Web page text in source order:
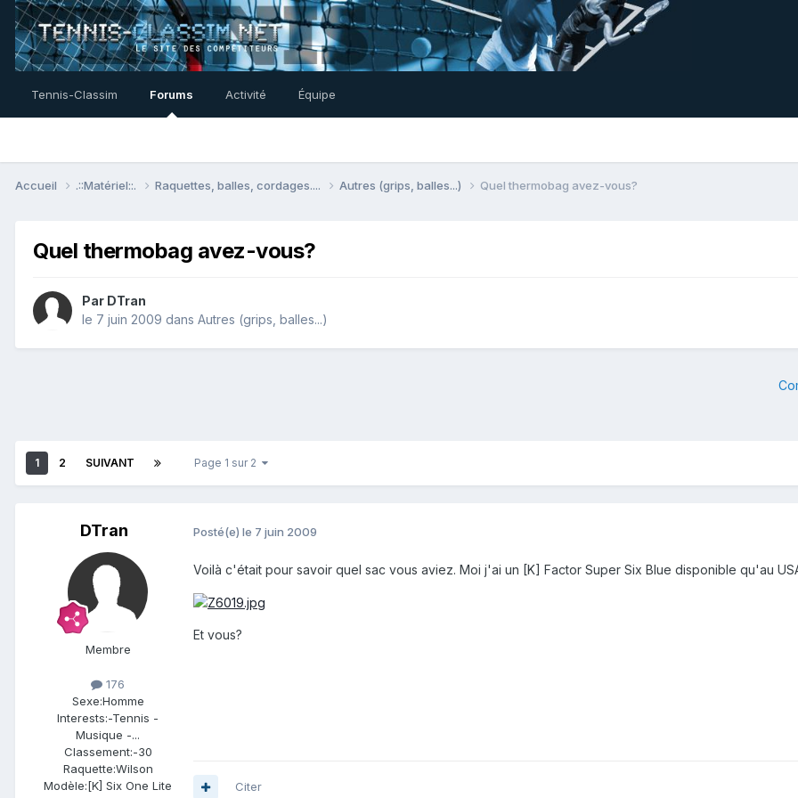
Tennis-Classim Forums Activité Équipe
Accueil .::Matériel::. Raquettes, balles, cordages.... Autres (grips, balles...) Quel thermobag avez-vous?
Quel thermobag avez-vous?
Par DTran
le 7 juin 2009 dans Autres (grips, balles...)
1 2 SUIVANT Page 1 sur 2
DTran
Membre
176
Sexe:Homme
Interests:-Tennis -
Musique -...
Classement:-30
Raquette:Wilson
Modèle:[K] Six One Lite
Posté(e) le 7 juin 2009
Voilà c'était pour savoir quel sac vous aviez. Moi j'ai un [K] Factor Super Six Blue disponible qu'au
Et vous?
Citer